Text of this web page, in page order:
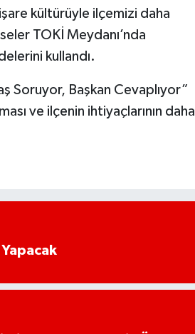
kültürüyle ilçemizi daha
TOKİ Meydanı’nda
kullandı.
Soruyor, Başkan Cevaplıyor”
ve ilçenin ihtiyaçlarının daha